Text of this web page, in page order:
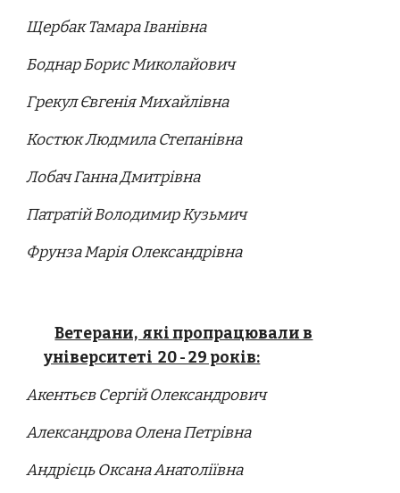
Щербак Тамара Іванівна
Боднар Борис Миколайович
Грекул Євгенія Михайлівна
Костюк Людмила Степанівна
Лобач Ганна Дмитрівна
Патратій Володимир Кузьмич
Фрунза Марія Олександрівна
Ветерани, які пропрацювали в
університеті 20 - 29 років:
Акентьєв Сергій Олександрович
Александрова Олена Петрівна
Андрієць Оксана Анатоліївна